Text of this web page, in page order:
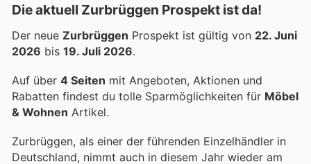
Die aktuell Zurbrüggen Prospekt ist da!
Der neue Zurbrüggen Prospekt ist gültig von 22. Juni
2026 bis 19. Juli 2026.
Auf über 4 Seiten mit Angeboten, Aktionen und
Rabatten findest du tolle Sparmöglichkeiten für Möbel
& Wohnen Artikel.
Zurbrüggen, als einer der führenden Einzelhändler in
Deutschland, nimmt auch in diesem Jahr wieder am